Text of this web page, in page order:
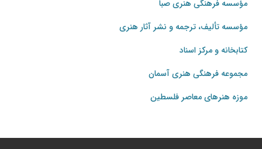
مؤسسه فرهنگی هنری صبا
مؤسسه تألیف، ترجمه و نشر آثار هنری
کتابخانه و مرکز اسناد
مجموعه فرهنگی هنری آسمان
موزه هنرهای‌ معاصر فلسطین